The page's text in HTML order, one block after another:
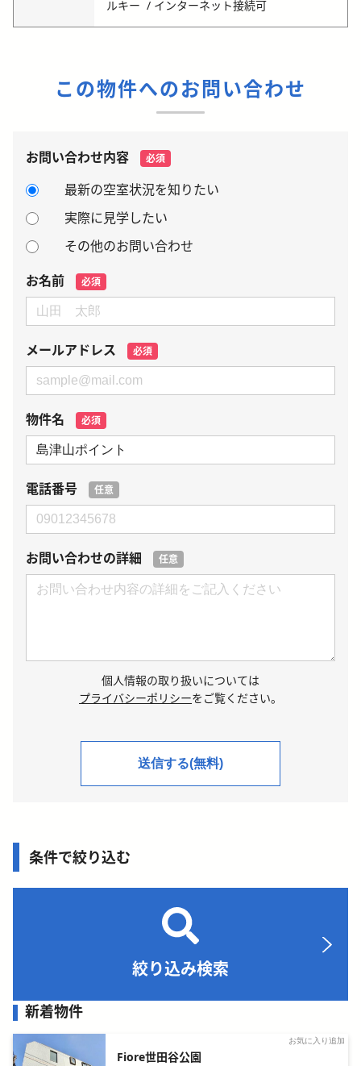
ルキー インターネット接続可
この物件へのお問い合わせ
お問い合わせ内容 必須
最新の空室状況を知りたい
実際に見学したい
その他のお問い合わせ
お名前
必須
メールアドレス 必須
物件名 必須
電話番号 任意
お問い合わせの詳細 任意
個人情報の取り扱いについては
プライバシーポリシーをご覧ください。
条件で絞り込む
絞り込み検索
新着物件
お気に入り追加
Fiore世田谷公園